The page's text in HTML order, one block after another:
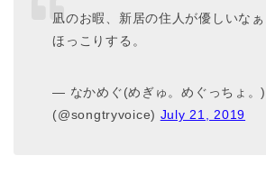
凪のお暇、新居の住人が優しいなぁ
ほっこりする。
— なかめぐ(めぎゅ。めぐっちょ。)
(@songtryvoice) July 21, 2019